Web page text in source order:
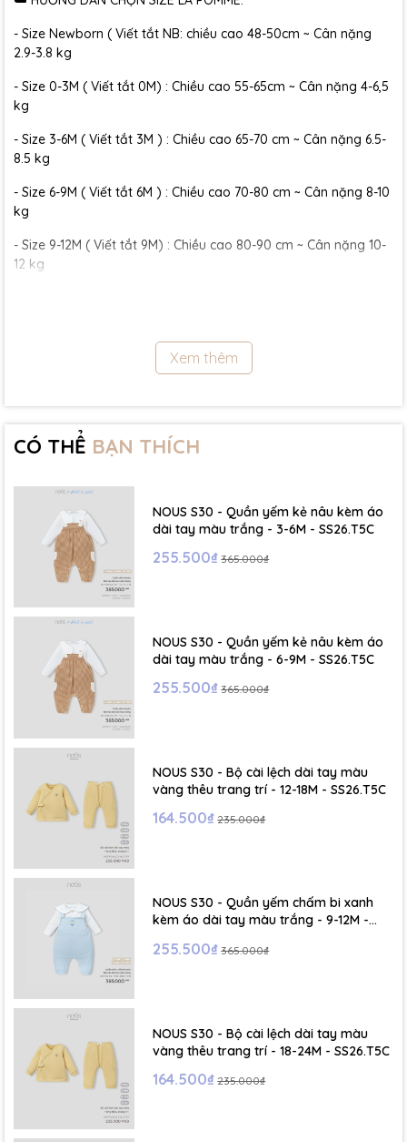
- Size Newborn ( Viết tắt NB: chiều cao 48-50cm ~ Cân nặng
2.9-3.8 kg
- Size 0-3M ( Viết tắt 0M) : Chiều cao 55-65cm ~ Cân nặng 4-6,5
kg
- Size 3-6M ( Viết tắt 3M ) : Chiều cao 65-70 cm ~ Cân nặng 6.5-
8.5 kg
- Size 6-9M ( Viết tắt 6M ) : Chiều cao 70-80 cm ~ Cân nặng 8-10
kg
- Size 9-12M ( Viết tắt 9M) : Chiều cao 80-90 cm ~ Cân nặng 10-
12 kg
- Size 18-24M ( Viết tắt 2Y): Chiều cao 95-100 cm ~ Cân nặng 13-
- Size 2-3Y ( Viết tắt 3Y ) : Chiều cao 100-110 cm ~ Cân nặng 15-
17 kg
- Size 3-4Y ( Viết tắt 4Y): Chiều cao 110-120 cm ~ Cân nặng 17-19
- Size 4- 5Y ( Viết tắt 5Y) : Chiều cao 120-130 cm ~ Cân nặng 18-
Xem thêm
CÓ THỂ BẠN THÍCH
NOUS S30 - Quần yếm kẻ nâu kèm áo
dài tay màu trắng - 3-6M - SS26.T5C
255.500₫ 365.000₫
NOUS S30 - Quần yếm kẻ nâu kèm áo
dài tay màu trắng - 6-9M - SS26.T5C
255.500₫ 365.000₫
NOUS S30 - Bộ cài lệch dài tay màu
vàng thêu trang trí - 12-18M - SS26.T5C
164.500₫ 235.000₫
NOUS S30 - Quần yếm chấm bi xanh
kèm áo dài tay màu trắng - 9-12M -
255.500₫ 365.000₫
NOUS S30 - Bộ cài lệch dài tay màu
vàng thêu trang trí - 18-24M - SS26.T5C
164.500₫ 235.000₫